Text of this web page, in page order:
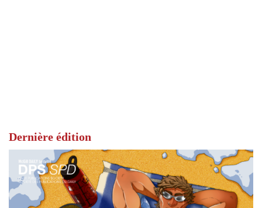
Dernière édition